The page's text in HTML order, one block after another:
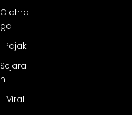
Olahra
ga
Pajak
Sejara
h
Viral